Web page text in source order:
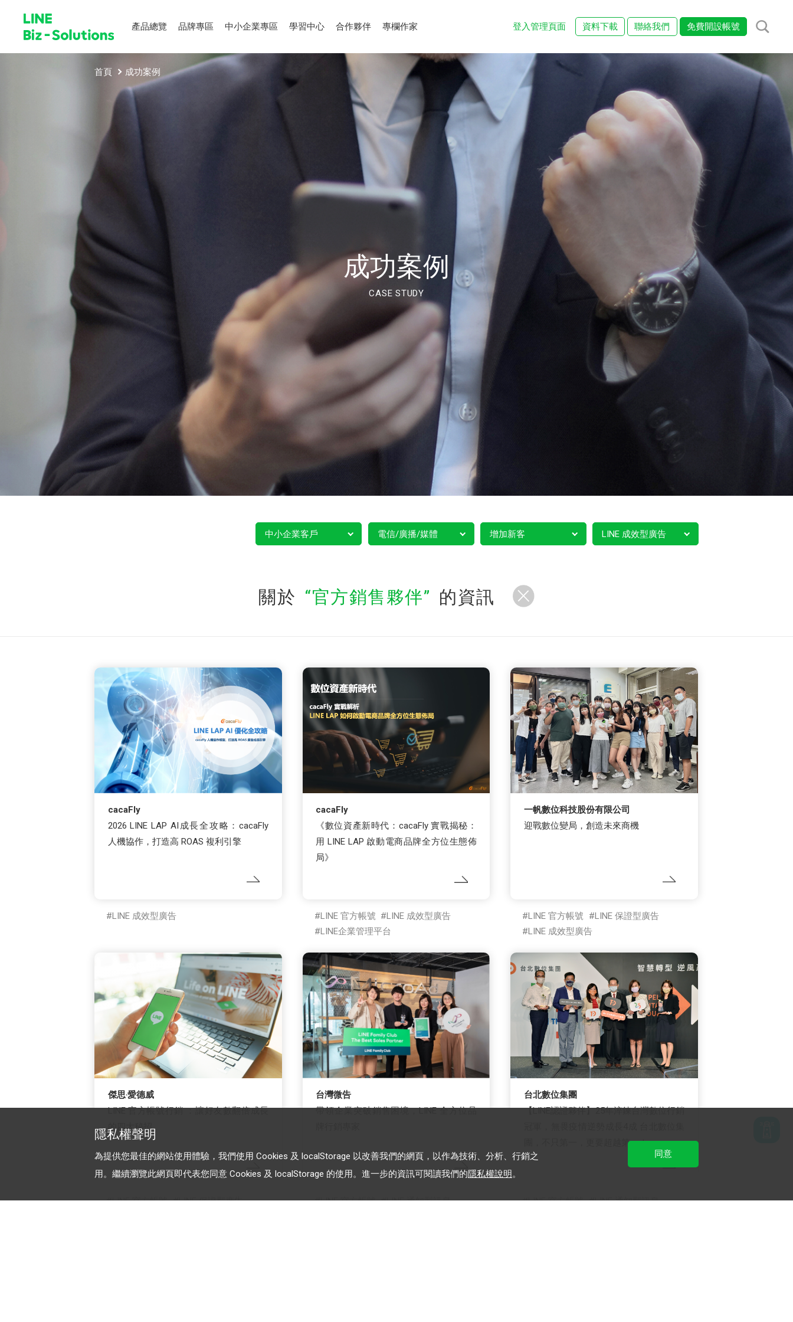
產品總覽 品牌專區 中小企業專區 學習中心 合作夥伴 專欄作家 登入管理頁面 資料下載 聯絡我們 免費開設帳號
首頁 成功案例
成功案例
CASE STUDY
中小企業客戶 電信/廣播/媒體 增加新客 LINE 成效型廣告
關於 官方銷售夥伴 的資訊
cacaFly
2026 LINE LAP AI成長全攻略：cacaFly
人機協作，打造高 ROAS 複利引擎
LINE 成效型廣告
cacaFly
《數位資產新時代：cacaFly 實戰揭秘：
用 LINE LAP 啟動電商品牌全方位生態佈
局》
LINE 官方帳號
LINE 成效型廣告
LINE企業管理平台
一帆數位科技股份有限公司
迎戰數位變局，創造未來商機
LINE 官方帳號
LINE 保證型廣告
LINE 成效型廣告
傑思‧愛德威
LINE 官方帳號行銷 ：讓好友數翻倍成長
的四大秘招
LINE 官方帳號
LINE 保證型廣告
台灣微告
帶領企業突破銷售困境，LINE 全方位品
LINE 官方帳號
LINE 通知型訊息
台北數位集團
【LINE認證夥伴】25年淬鍊台灣數位行銷
團，不只第一，更要超越第一！
LINE 官方帳號
LINE 通知型訊息
隱私權聲明
為提供您最佳的網站使用體驗，我們使用 Cookies 及 localStorage 以改善我們的網頁，以作為技術、分析、行銷之
用。繼續瀏覽此網頁即代表您同意 Cookies 及 localStorage 的使用。進一步的資訊可閱讀我們的隱私權說明。
同意